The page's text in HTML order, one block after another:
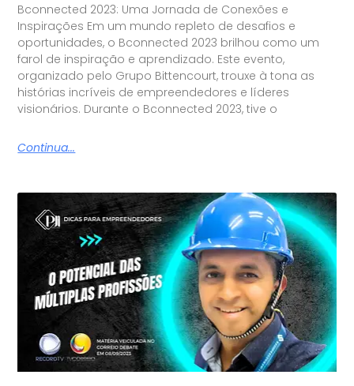
Bconnected 2023: Uma Jornada de Conexões e
Inspirações Em um mundo repleto de desafios e
oportunidades, o Bconnected 2023 brilhou como um
farol de inspiração e aprendizado. Este evento,
organizado pelo Grupo Bittencourt, trouxe à tona as
histórias incríveis de empreendedores e líderes
visionários. Durante o Bconnected 2023, tive o
Continua...